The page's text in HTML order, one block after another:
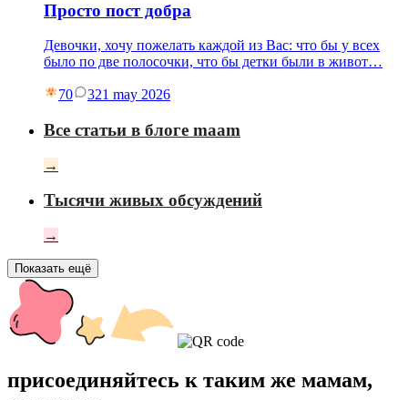
Просто пост добра
Девочки, хочу пожелать каждой из Вас: что бы у всех
было по две полосочки, что бы детки были в живот…
70 321 may 2026
Все статьи в блоге maam
→
Тысячи живых обсуждений
→
Показать ещё
присоединяйтесь к таким же мамам,